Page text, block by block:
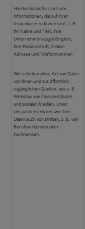
Hierbei handelt es sich um
Informationen, die auf Ihrer
Visitenkarte zu finden sind, z. B.
Ihr Name und Titel, Ihre
Unternehmenszugehörigkeit,
Ihre Postanschrift, E-Mail-
Adresse und Telefonnummer.
Wir erheben diese Art von Daten
von Ihnen und aus öffentlich
zugänglichen Quellen, wie z. B.
Websites von Finanzinstituten
und sozialen Medien. Unter
Umständen erhalten wir Ihre
Daten auch von Dritten, z. B. von
Berufsverbänden oder
Fachmessen.